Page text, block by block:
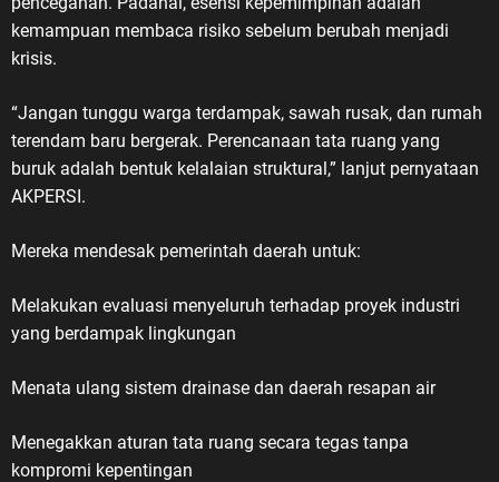
kemampuan membaca risiko sebelum berubah menjadi
krisis.
“Jangan tunggu warga terdampak, sawah rusak, dan rumah
terendam baru bergerak. Perencanaan tata ruang yang
buruk adalah bentuk kelalaian struktural,” lanjut pernyataan
AKPERSI.
Mereka mendesak pemerintah daerah untuk:
Melakukan evaluasi menyeluruh terhadap proyek industri
yang berdampak lingkungan
Menata ulang sistem drainase dan daerah resapan air
Menegakkan aturan tata ruang secara tegas tanpa
kompromi kepentingan